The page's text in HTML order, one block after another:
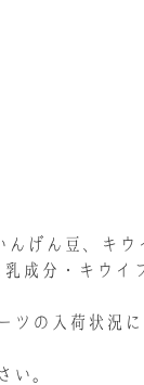
げん豆、キ
成分・キウイ
の入荷状況
い。